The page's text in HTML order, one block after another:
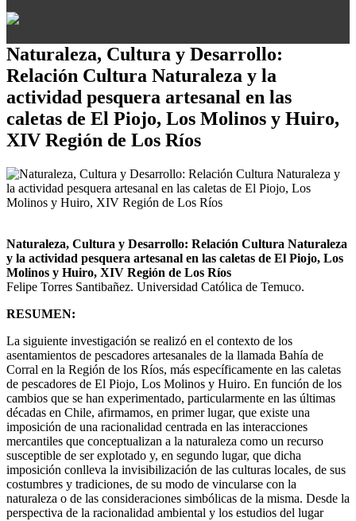
Naturaleza, Cultura y Desarrollo:
Relación Cultura Naturaleza y la
actividad pesquera artesanal en las
caletas de El Piojo, Los Molinos y Huiro,
XIV Región de Los Ríos
Naturaleza, Cultura y Desarrollo: Relación Cultura Naturaleza
y la actividad pesquera artesanal en las caletas de El Piojo, Los
Molinos y Huiro, XIV Región de Los Ríos
Felipe Torres Santibañez. Universidad Católica de Temuco.
RESUMEN:
La siguiente investigación se realizó en el contexto de los
asentamientos de pescadores artesanales de la llamada Bahía de
Corral en la Región de los Ríos, más específicamente en las caletas
de pescadores de El Piojo, Los Molinos y Huiro. En función de los
cambios que se han experimentado, particularmente en las últimas
décadas en Chile, afirmamos, en primer lugar, que existe una
imposición de una racionalidad centrada en las interacciones
mercantiles que conceptualizan a la naturaleza como un recurso
susceptible de ser explotado y, en segundo lugar, que dicha
imposición conlleva la invisibilización de las culturas locales, de sus
costumbres y tradiciones, de su modo de vincularse con la
naturaleza o de las consideraciones simbólicas de la misma. Desde la
perspectiva de la racionalidad ambiental y los estudios del lugar